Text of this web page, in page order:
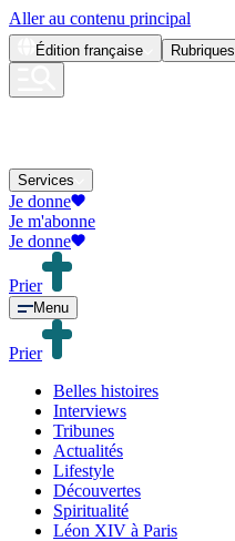
Aller au contenu principal
Édition française Rubriques
Services
Je donne
Je m'abonne
Je donne
Prier
Menu
Prier
Belles histoires
Interviews
Tribunes
Actualités
Lifestyle
Découvertes
Spiritualité
Léon XIV à Paris